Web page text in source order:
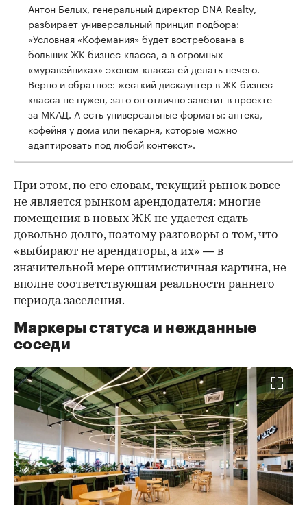
Антон Белых, генеральный директор DNA Realty,
разбирает универсальный принцип подбора:
«Условная «Кофемания» будет востребована в
больших ЖК бизнес-класса, а в огромных
«муравейниках» эконом-класса ей делать нечего.
Верно и обратное: жесткий дискаунтер в ЖК бизнес-
класса не нужен, зато он отлично залетит в проекте
за МКАД. А есть универсальные форматы: аптека,
кофейня у дома или пекарня, которые можно
адаптировать под любой контекст».
При этом, по его словам, текущий рынок вовсе
не является рынком арендодателя: многие
помещения в новых ЖК не удается сдать
довольно долго, поэтому разговоры о том, что
«выбирают не арендаторы, а их» — в
значительной мере оптимистичная картина, не
вполне соответствующая реальности раннего
периода заселения.
Маркеры статуса и нежданные
соседи